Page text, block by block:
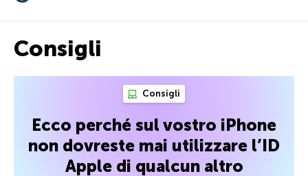
Consigli
Consigli
Ecco perché sul vostro iPhone
non dovreste mai utilizzare l’ID
Apple di qualcun altro